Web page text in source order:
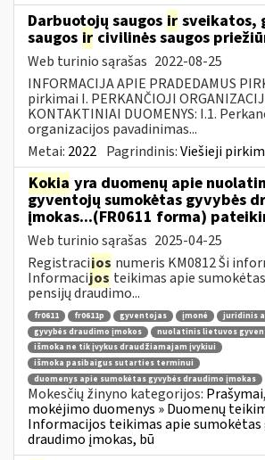
Darbuotojų saugos ir sveikatos,
saugos ir civilinės saugos
Web turinio sąrašas 2022-08-25
INFORMACIJA APIE PRADEDAMUS
pirkimai I. PERKANČIOJI
KONTAKTINIAI DUOMENYS: I.1.
organizacijos pavadinimas...
Metai: 2022 Pagrindinis:Viešieji
Kokia yra duomenų apie
gyventojų sumokėtas gyvybės
įmokas...(FR0611 forma)
Web turinio sąrašas 2025-04-25
Registracijos numeris KM0812 Ši
Informacijosteikimas apie
pensijų draudimo...
fr0611 fr0611p gyventojas įmonė
juridinis
gyvybės draudimo įmokos
nuolatinis lietuvos
išmoka ne tik įvykus draudžiamajam įvykiui
išmoka pasibaigus sutarties terminui
duomenys apie sumokėtas gyvybės draudimo įmokas
Mokesčių žinyno kategorijos:
mokėjimo duomenys » Duomenų
Informacijos teikimas apie sumokėtas
draudimo įmokas, bū